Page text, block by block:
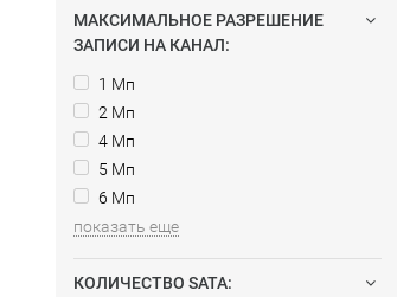
МАКСИМАЛЬНОЕ РАЗРЕШЕНИЕ
ЗАПИСИ НА КАНАЛ:
1 Мп
2 Мп
4 Мп
5 Мп
6 Мп
показать еще
КОЛИЧЕСТВО SATA: